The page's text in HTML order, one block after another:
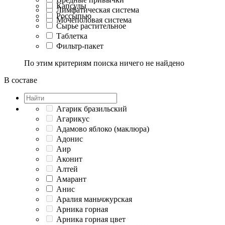
Лимфатическая система
Мочеполовая система
Капсулы
Россыпью
Сырье растительное
Таблетка
Фильтр-пакет
По этим критериям поиска ничего не найдено
В составе
Агарик бразильский
Агарикус
Адамово яблоко (маклюра)
Адонис
Аир
Аконит
Алтей
Амарант
Анис
Аралия маньчжурская
Арника горная
Арника горная цвет